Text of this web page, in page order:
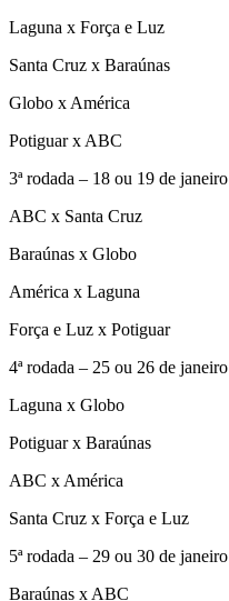
Laguna x Força e Luz
Santa Cruz x Baraúnas
Globo x América
Potiguar x ABC
3ª rodada – 18 ou 19 de janeiro
ABC x Santa Cruz
Baraúnas x Globo
América x Laguna
Força e Luz x Potiguar
4ª rodada – 25 ou 26 de janeiro
Laguna x Globo
Potiguar x Baraúnas
ABC x América
Santa Cruz x Força e Luz
5ª rodada – 29 ou 30 de janeiro
Baraúnas x ABC